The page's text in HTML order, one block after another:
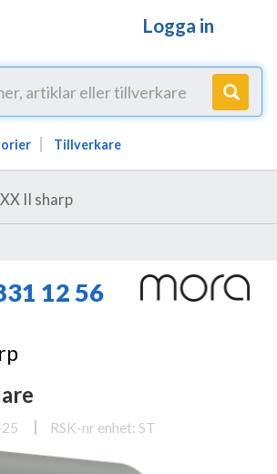
Logga in
Tillverkare
II sharp
12 56
RSK-nr enhet: ST